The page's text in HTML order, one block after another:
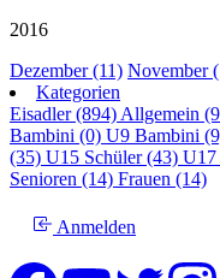
2016
Dezember (11) November
Kategorien
Eisadler (894) Allgemein
Bambini (0) U9 Bambini
(35) U15 Schüler (43) U17
Senioren (14) Frauen (14)
Anmelden